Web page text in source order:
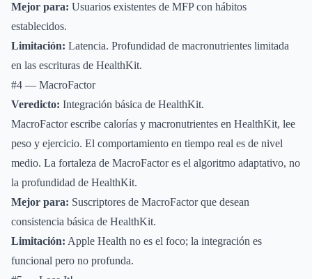
Mejor para: Usuarios existentes de MFP con hábitos
establecidos.
Limitación: Latencia. Profundidad de macronutrientes limitada
en las escrituras de HealthKit.
#4 — MacroFactor
Veredicto: Integración básica de HealthKit.
MacroFactor escribe calorías y macronutrientes en HealthKit, lee
peso y ejercicio. El comportamiento en tiempo real es de nivel
medio. La fortaleza de MacroFactor es el algoritmo adaptativo, no
la profundidad de HealthKit.
Mejor para: Suscriptores de MacroFactor que desean
consistencia básica de HealthKit.
Limitación: Apple Health no es el foco; la integración es
funcional pero no profunda.